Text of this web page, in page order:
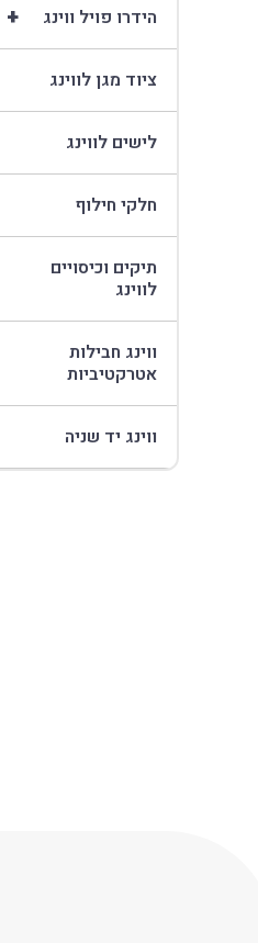
+ הידרו פויל ווינג
ציוד מגן לווינג
לישים לווינג
חלקי חילוף
תיקים וכיסויים
לווינג
ווינג חבילות
אטרקטיביות
ווינג יד שניה